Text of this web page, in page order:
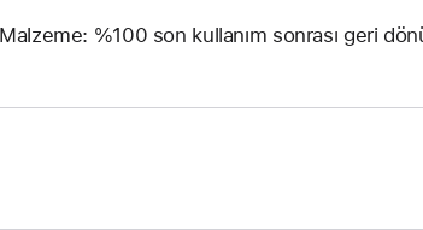
Malzeme: %100 son kullanım sonrası geri